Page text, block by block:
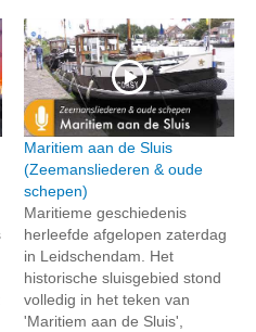
Maritiem aan de Sluis
(Zeemansliederen & oude
schepen)
Maritieme geschiedenis
herleefde afgelopen zaterdag
in Leidschendam. Het
historische sluisgebied stond
volledig in het teken van
'Maritiem aan de Sluis',